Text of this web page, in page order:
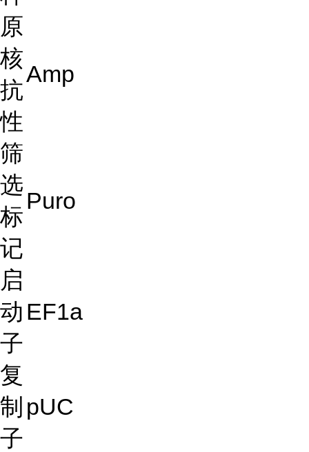
原
核
抗
性
Amp
筛
选
标
记
Puro
启
动
子
EF1a
复
制
子
pUC